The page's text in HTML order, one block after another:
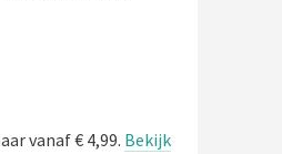
vanaf € 4,99. Bekijk